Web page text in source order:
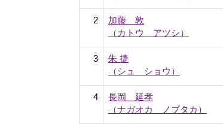
2
加藤 敦
（カトウ アツシ）
3
朱 捷
（シュ ショウ）
4
長岡 延孝
（ナガオカ ノブタカ）